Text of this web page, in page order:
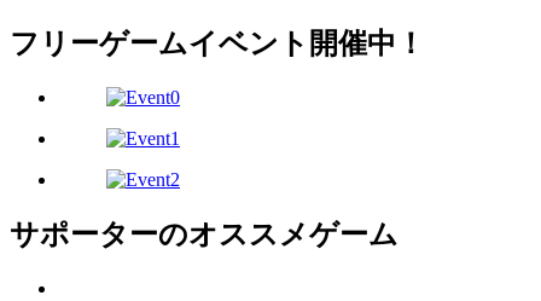
フリーゲームイベント開催中！
サポーターのオススメゲーム